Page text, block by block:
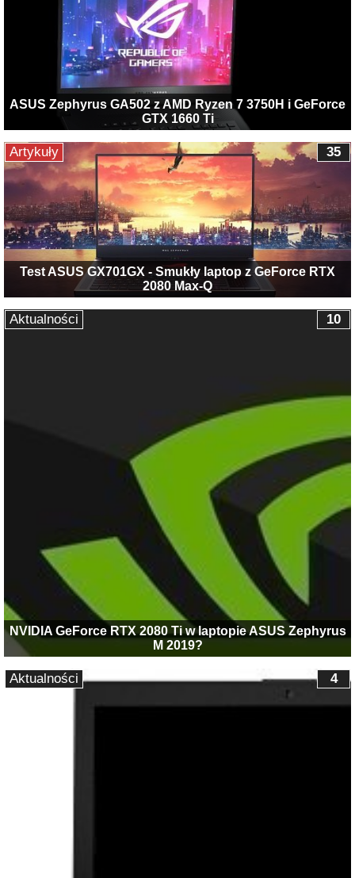
ASUS Zephyrus GA502 z AMD Ryzen 7 3750H i GeForce
GTX 1660 Ti
Test ASUS GX701GX - Smukły laptop z GeForce RTX
2080 Max-Q
35
Artykuły
NVIDIA GeForce RTX 2080 Ti w laptopie ASUS Zephyrus
M 2019?
10
Aktualności
4
Aktualności